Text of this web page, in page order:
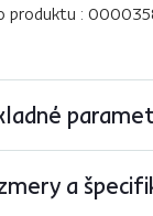
produktu :
a